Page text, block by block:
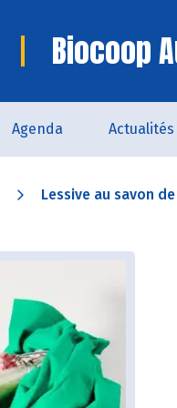
Biocoop
Agenda Actualités
Lessive au savon